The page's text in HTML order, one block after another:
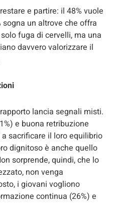
e partire: il 48% vuole
un altrove che offra
fuga di cervelli, ma una
davvero valorizzare il
lancia segnali misti.
e buona retribuzione
sacrificare il loro equilibrio
dignitoso è anche quello
sorprende, quindi, che lo
non venga
i giovani vogliono
continua (26%) e